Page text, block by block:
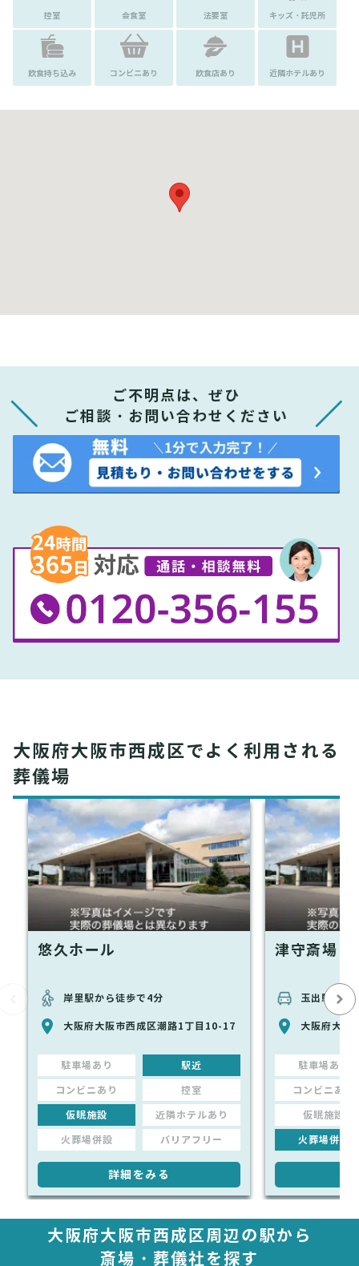
控室 会食室 法要室 キッズ・託児所
飲食持ち込み コンビニあり 飲食店あり 近隣ホテルあり
ご不明点は、ぜひ
ご相談・お問い合わせください
大阪府大阪市西成区でよく利用される
葬儀場
悠久ホール
岸里駅から徒歩で4分
大阪府大阪市西成区潮路1丁目10-17
駐車場あり 駅近
コンビニあり 控室
仮眠施設 近隣ホテルあり
火葬場併設 バリアフリー
詳細をみる
津守斎場
玉出駅から
大阪府大阪
駐車場あり
コンビニあり
仮眠施設
火葬場併設
大阪府大阪市西成区周辺の駅から
斎場・葬儀社を探す